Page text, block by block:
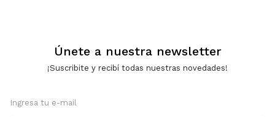
Únete a nuestra newsletter
¡Suscribite y recibí todas nuestras novedades!